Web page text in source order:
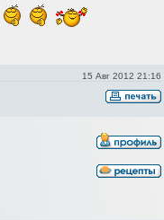
15 Авг 2012 21:16